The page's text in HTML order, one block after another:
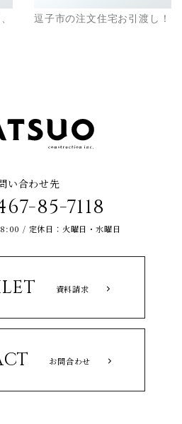
逗子市の注文住宅お引渡し！
い合わせ先
85-7118
/ 定休日：火曜日・水曜日
資料請求
お問合わせ